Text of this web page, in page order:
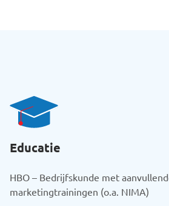
Educatie
HBO – Bedrijfskunde met
marketingtrainingen (o.a. NIMA)